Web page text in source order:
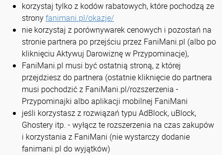
korzystaj tylko z kodów rabatowych, które pochodzą ze
stronyfanimani.pl/okazje/
nie korzystaj z porównywarek cenowych i pozostań na
stronie partnera po przejściu przez FaniMani.pl (albo po
kliknięciu Aktywuj Darowiznę w Przypominacje),
FaniMani.pl musi być ostatnią stroną, z której
przejdziesz do partnera (ostatnie kliknięcie do partnera
musi pochodzić z FaniMani.pl/rozszerzenia -
Przypominajki albo aplikacji mobilnej FaniMani
jeśli korzystasz z rozwiązań typu AdBlock, uBlock,
Ghostery itp. - wyłącz te rozszerzenia na czas zakupów
i korzystania z FaniMani (nie wystarczy dodanie
fanimani.pl do wyjątków)